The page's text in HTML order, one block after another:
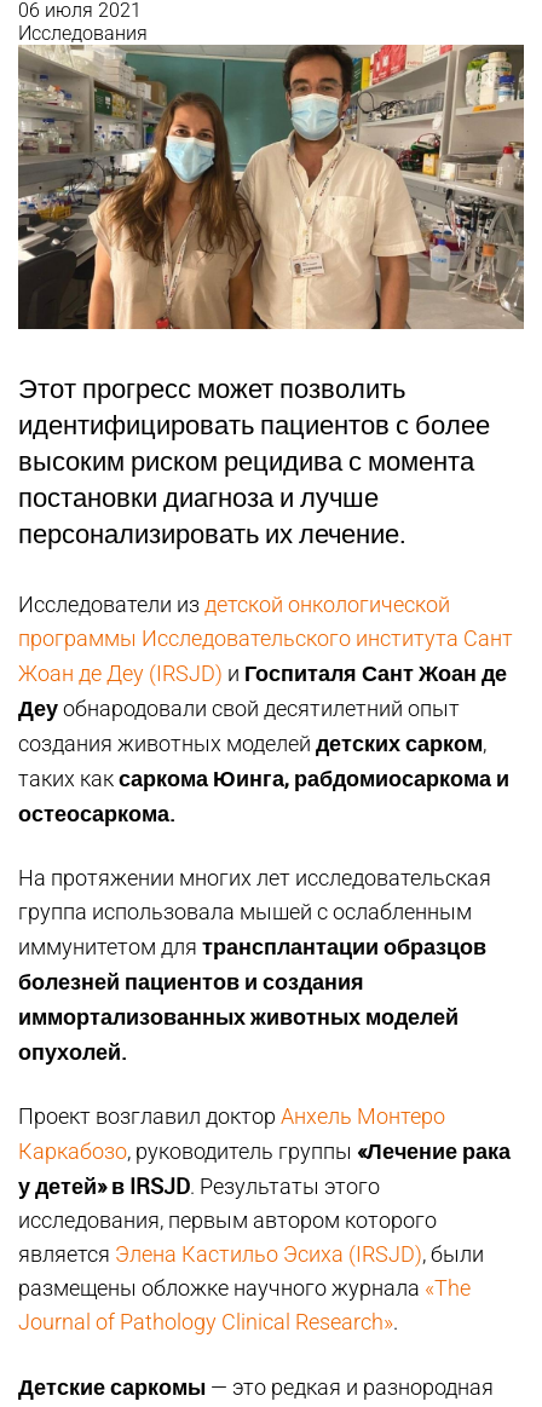
06 июля 2021
Исследования
Этот прогресс может позволить
идентифицировать пациентов с более
высоким риском рецидива с момента
постановки диагноза и лучше
персонализировать их лечение.
Исследователи из детской онкологической
программы Исследовательского института Сант
Жоан де Деу (IRSJD) и Госпиталя Сант Жоан де
Деуобнародовали свой десятилетний опыт
создания животных моделей детских сарком,
таких каксаркома Юинга, рабдомиосаркома и
остеосаркома.
На протяжении многих лет исследовательская
группа использовала мышей с ослабленным
иммунитетом для трансплантации образцов
болезней пациентов и создания
иммортализованных животных моделей
опухолей.
Проект возглавил доктор Анхель Монтеро
Каркабозо, руководитель группы «Лечение рака
у детей» в IRSJD. Результаты этого
исследования, первым автором которого
является Элена Кастильо Эсиха (IRSJD), были
размещены обложке научного журнала «The
Journal of Pathology Clinical Research».
Детские саркомы — это редкая и разнородная